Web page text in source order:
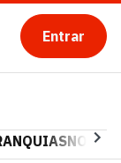
Entrar